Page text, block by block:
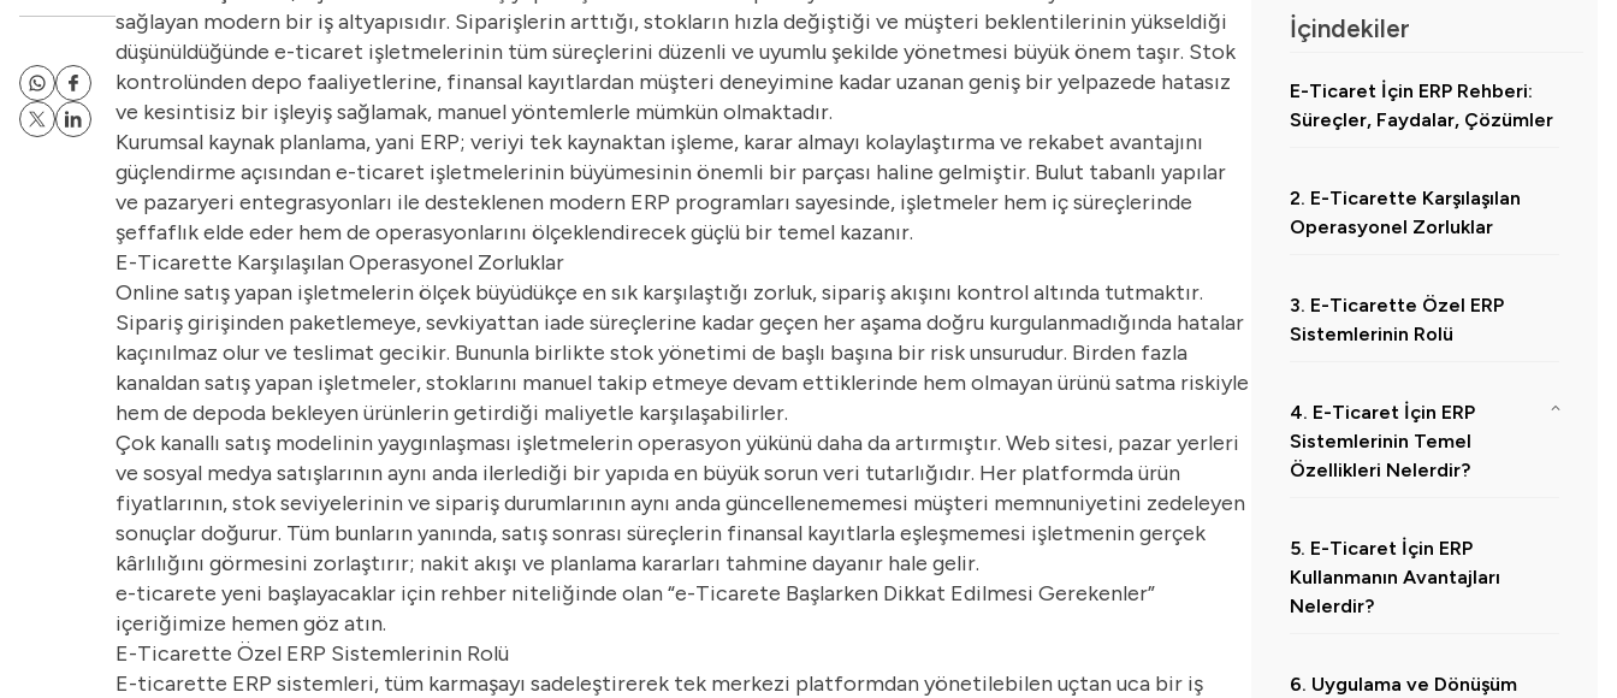
sağlayan modern bir iş altyapısıdır. Siparişlerin arttığı, stokların hızla değiştiği ve müşteri beklentilerinin yükseldiği
düşünüldüğünde e-ticaret işletmelerinin tüm süreçlerini düzenli ve uyumlu şekilde yönetmesi büyük önem taşır. Stok
kontrolünden depo faaliyetlerine, finansal kayıtlardan müşteri deneyimine kadar uzanan geniş bir yelpazede hatasız
ve kesintisiz bir işleyiş sağlamak, manuel yöntemlerle mümkün olmaktadır.
Kurumsal kaynak planlama, yani ERP; veriyi tek kaynaktan işleme, karar almayı kolaylaştırma ve rekabet avantajını
güçlendirme açısından e-ticaret işletmelerinin büyümesinin önemli bir parçası haline gelmiştir. Bulut tabanlı yapılar
ve pazaryeri entegrasyonları ile desteklenen modern ERP programları sayesinde, işletmeler hem iç süreçlerinde
şeffaflık elde eder hem de operasyonlarını ölçeklendirecek güçlü bir temel kazanır.
E-Ticarette Karşılaşılan Operasyonel Zorluklar
Online satış yapan işletmelerin ölçek büyüdükçe en sık karşılaştığı zorluk, sipariş akışını kontrol altında tutmaktır.
Sipariş girişinden paketlemeye, sevkiyattan iade süreçlerine kadar geçen her aşama doğru kurgulanmadığında hatalar
kaçınılmaz olur ve teslimat gecikir. Bununla birlikte stok yönetimi de başlı başına bir risk unsurudur. Birden fazla
kanaldan satış yapan işletmeler, stoklarını manuel takip etmeye devam ettiklerinde hem olmayan ürünü satma riskiyle
hem de depoda bekleyen ürünlerin getirdiği maliyetle karşılaşabilirler.
Çok kanallı satış modelinin yaygınlaşması işletmelerin operasyon yükünü daha da artırmıştır. Web sitesi, pazar yerleri
ve sosyal medya satışlarının aynı anda ilerlediği bir yapıda en büyük sorun veri tutarlığıdır. Her platformda ürün
fiyatlarının, stok seviyelerinin ve sipariş durumlarının aynı anda güncellenememesi müşteri memnuniyetini zedeleyen
sonuçlar doğurur. Tüm bunların yanında, satış sonrası süreçlerin finansal kayıtlarla eşleşmemesi işletmenin gerçek
kârlılığını görmesini zorlaştırır; nakit akışı ve planlama kararları tahmine dayanır hale gelir.
e-ticarete yeni başlayacaklar için rehber niteliğinde olan “e-Ticarete Başlarken Dikkat Edilmesi Gerekenler”
içeriğimize hemen göz atın.
E-Ticarette Özel ERP Sistemlerinin Rolü
E-ticarette ERP sistemleri, tüm karmaşayı sadeleştirerek tek merkezi platformdan yönetilebilen uçtan uca bir iş
İçindekiler
E-Ticaret İçin ERP Rehberi:
Süreçler, Faydalar, Çözümler
2. E-Ticarette Karşılaşılan
Operasyonel Zorluklar
3. E-Ticarette Özel ERP
Sistemlerinin Rolü
4. E-Ticaret İçin ERP
Sistemlerinin Temel
Özellikleri Nelerdir?
4.2. Depo ve Stok Kontrolü
4.3.Finans ve Muhasebe Entegrasyonu
5. E-Ticaret İçin ERP
Kullanmanın Avantajları
Nelerdir?
6. Uygulama ve Dönüşüm